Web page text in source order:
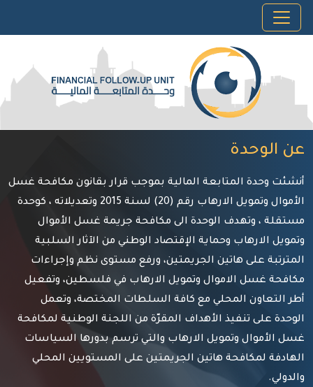
عن الوحدة
أنشئت وحدة المتابعة المالية بموجب قرار بقانون مكافحة غسل
الأموال وتمويل الارهاب رقم (20) لسنة 2015 وتعديلاته ، كوحدة
مستقلة ، وتهدف الوحدة الى مكافحة جريمة غسل الأموال
وتمويل الارهاب وحماية الإقتصاد الوطني من الآثار السلبية
المترتبة على هاتين الجريمتين، ورفع مستوى نظم وإجراءات
مكافحة غسل الاموال وتمويل الارهاب في فلسطين، وتفعيل
أطر التعاون المحلي مع كافة السلطات المختصة، وتعمل
الوحدة على تنفيذ الأهداف المقرّة من اللجنة الوطنية لمكافحة
غسل الأموال وتمويل الارهاب والتي ترسم بدورها السياسات
الهادفة لمكافحة هاتين الجريمتين على المستويين المحلي
والدولي.